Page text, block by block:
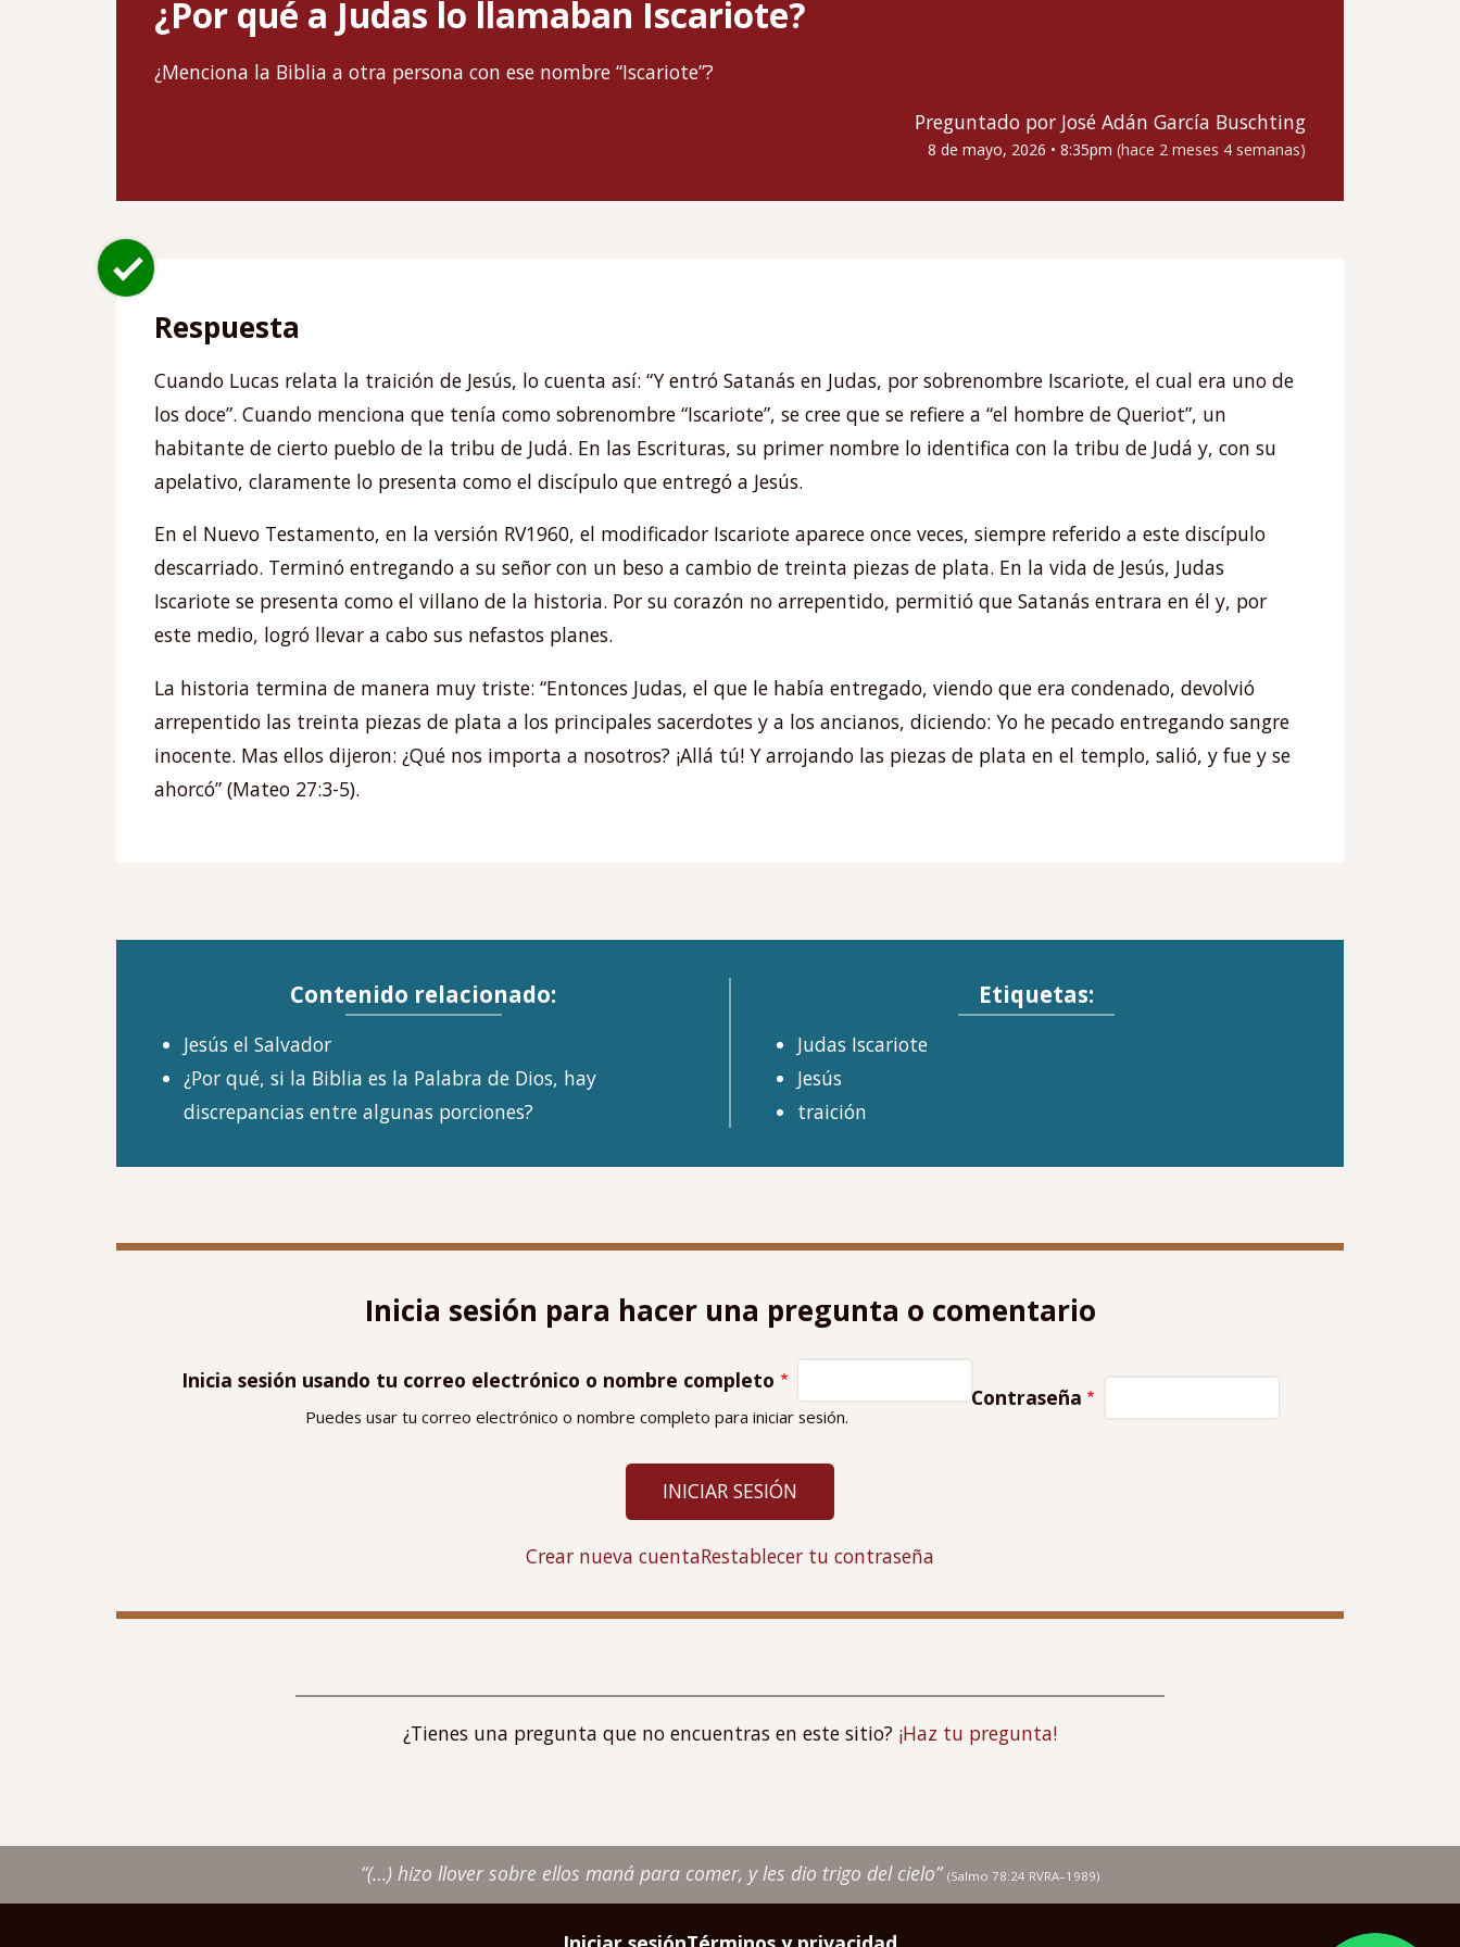
¿Por qué a Judas lo llamaban Iscariote?
¿Menciona la Biblia a otra persona con ese nombre “Iscariote”?
Preguntado por José Adán García Buschting
8 de mayo, 2026 • 8:35pm (hace 2 meses 4 semanas)
Respuesta
Cuando Lucas relata la traición de Jesús, lo cuenta así: “Y entró Satanás en Judas, por sobrenombre Iscariote, el cual era uno de
los doce”. Cuando menciona que tenía como sobrenombre “Iscariote”, se cree que se refiere a “el hombre de Queriot”, un
habitante de cierto pueblo de la tribu de Judá. En las Escrituras, su primer nombre lo identifica con la tribu de Judá y, con su
apelativo, claramente lo presenta como el discípulo que entregó a Jesús.
En el Nuevo Testamento, en la versión RV1960, el modificador Iscariote aparece once veces, siempre referido a este discípulo
descarriado. Terminó entregando a su señor con un beso a cambio de treinta piezas de plata. En la vida de Jesús, Judas
Iscariote se presenta como el villano de la historia. Por su corazón no arrepentido, permitió que Satanás entrara en él y, por
este medio, logró llevar a cabo sus nefastos planes.
La historia termina de manera muy triste: “Entonces Judas, el que le había entregado, viendo que era condenado, devolvió
arrepentido las treinta piezas de plata a los principales sacerdotes y a los ancianos, diciendo: Yo he pecado entregando sangre
inocente. Mas ellos dijeron: ¿Qué nos importa a nosotros? ¡Allá tú! Y arrojando las piezas de plata en el templo, salió, y fue y se
ahorcó” (Mateo 27:3-5).
Contenido relacionado:
Jesús el Salvador
¿Por qué, si la Biblia es la Palabra de Dios, hay
discrepancias entre algunas porciones?
Etiquetas:
Judas Iscariote
Jesús
traición
Inicia sesión para hacer una pregunta o comentario
Inicia sesión usando tu correo electrónico o nombre completo
Puedes usar tu correo electrónico o nombre completo para iniciar sesión.
Contraseña
Crear nueva cuentaRestablecer tu contraseña
¿Tienes una pregunta que no encuentras en este sitio? ¡Haz tu pregunta!
“(…) hizo llover sobre ellos maná para comer, y les dio trigo del cielo” (Salmo 78:24 RVRA–1989)